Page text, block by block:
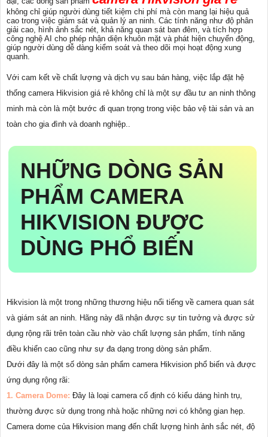
không chỉ giúp người dùng tiết kiệm chi phí mà còn mang lại hiệu quả
cao trong việc giám sát và quản lý an ninh. Các tính năng như độ phân
giải cao, hình ảnh sắc nét, khả năng quan sát ban đêm, và tích hợp
công nghệ AI cho phép nhận diện khuôn mặt và phát hiện chuyển động,
giúp người dùng dễ dàng kiểm soát và theo dõi mọi hoạt động xung
quanh.
Với cam kết về chất lượng và dịch vụ sau bán hàng, việc lắp đặt hệ
thống camera Hikvision giá rẻ không chỉ là một sự đầu tư an ninh thông
minh mà còn là một bước đi quan trọng trong việc bảo vệ tài sản và an
toàn cho gia đình và doanh nghiệp..
NHỮNG DÒNG SẢN
PHẨM CAMERA
HIKVISION ĐƯỢC
DÙNG PHỔ BIẾN
Hikvision là một trong những thương hiệu nổi tiếng về camera quan sát
và giám sát an ninh. Hãng này đã nhận được sự tin tưởng và được sử
dụng rộng rãi trên toàn cầu nhờ vào chất lượng sản phẩm, tính năng
điều khiển cao cũng như sự đa dạng trong dòng sản phẩm.
Dưới đây là một số dòng sản phẩm camera Hikvision phổ biến và được
ứng dụng rộng rãi:
1. Camera Dome: Đây là loại camera cố định có kiểu dáng hình trụ,
thường được sử dụng trong nhà hoặc những nơi có không gian hẹp.
Camera dome của Hikvision mang đến chất lượng hình ảnh sắc nét, độ